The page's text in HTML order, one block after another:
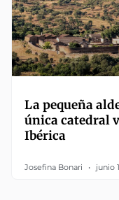
La pequeña
única catedral
Ibérica
Josefina Bonari junio